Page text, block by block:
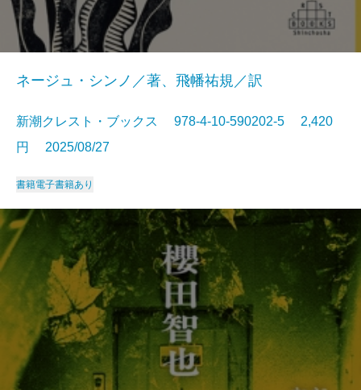
ネージュ・シンノ／著、飛幡祐規／訳
新潮クレスト・ブックス 978-4-10-590202-5 2,420
円 2025/08/27
書籍電子書籍あり